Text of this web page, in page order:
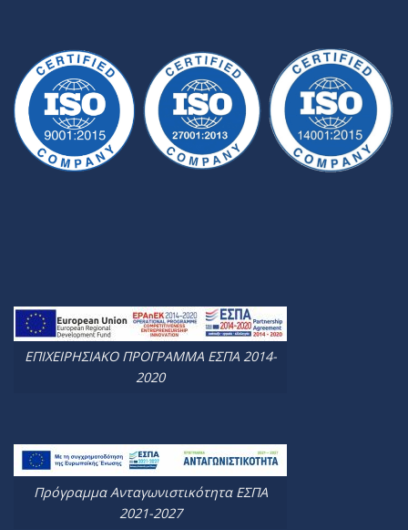
ΕΠΙΧΕΙΡΗΣΙΑΚΟ ΠΡΟΓΡΑΜΜΑ ΕΣΠΑ 2014-
2020
Πρόγραμμα Ανταγωνιστικότητα ΕΣΠΑ
2021-2027